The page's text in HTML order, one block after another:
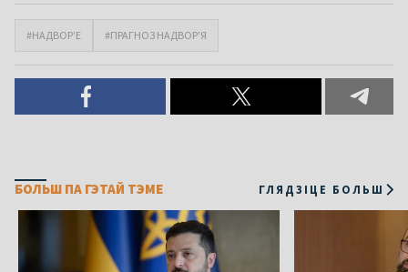
#НАДВОР’Е #ПРАГНОЗ НАДВОР'Я
БОЛЬШ ПА ГЭТАЙ ТЭМЕ ГЛЯДЗІЦЕ БОЛЬШ